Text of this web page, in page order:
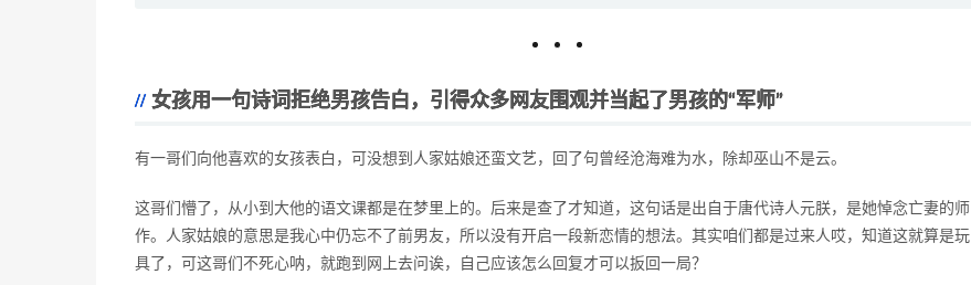
女孩用一句诗词拒绝男孩告白，引得众多网友围观并当起了男孩的“军师”
有一哥们向他喜欢的女孩表白，可没想到人家姑娘还蛮文艺，回了句曾经沧海难为水，除却巫山不是云。
这哥们懵了，从小到大他的语文课都是在梦里上的。后来是查了才知道，这句话是出自于唐代诗人元朕，是她悼念亡妻的师
作。人家姑娘的意思是我心中仍忘不了前男友，所以没有开启一段新恋情的想法。其实咱们都是过来人哎，知道这就算是玩
具了，可这哥们不死心呐，就跑到网上去问诶，自己应该怎么回复才可以扳回一局？